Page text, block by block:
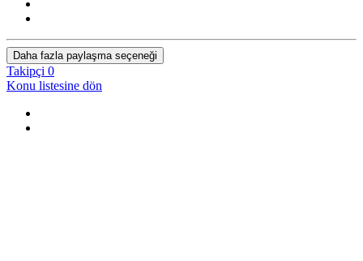
Daha fazla paylaşma seçeneği
Takipçi 0
Konu listesine dön